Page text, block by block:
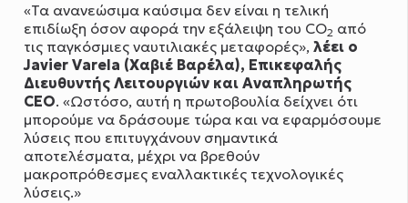
«Τα ανανεώσιμα καύσιμα δεν είναι η τελική
επιδίωξη όσον αφορά την εξάλειψη του CO2 από
τις παγκόσμιες ναυτιλιακές μεταφορές»,λέει ο
Javier Varela (Χαβιέ Βαρέλα), Επικεφαλής
Διευθυντής Λειτουργιών και Αναπληρωτής
CEO. «Ωστόσο, αυτή η πρωτοβουλία δείχνει ότι
μπορούμε να δράσουμε τώρα και να εφαρμόσουμε
λύσεις που επιτυγχάνουν σημαντικά
αποτελέσματα, μέχρι να βρεθούν
μακροπρόθεσμες εναλλακτικές τεχνολογικές
λύσεις.»